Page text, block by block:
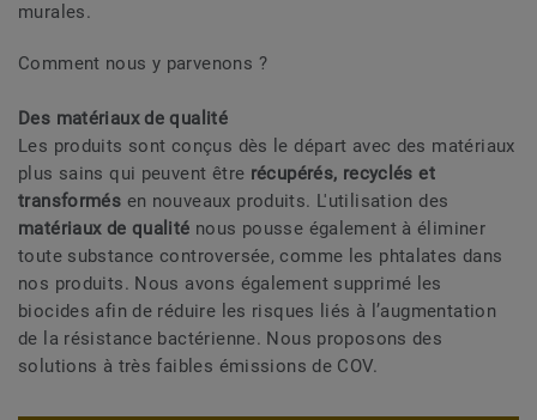
murales.
Comment nous y parvenons ?
Des matériaux de qualité
Les produits sont conçus dès le départ avec des matériaux
plus sains qui peuvent être récupérés, recyclés et
transformés en nouveaux produits. L'utilisation des
matériaux de qualité nous pousse également à éliminer
toute substance controversée, comme les phtalates dans
nos produits. Nous avons également supprimé les
biocides afin de réduire les risques liés à l’augmentation
de la résistance bactérienne. Nous proposons des
solutions à très faibles émissions de COV.